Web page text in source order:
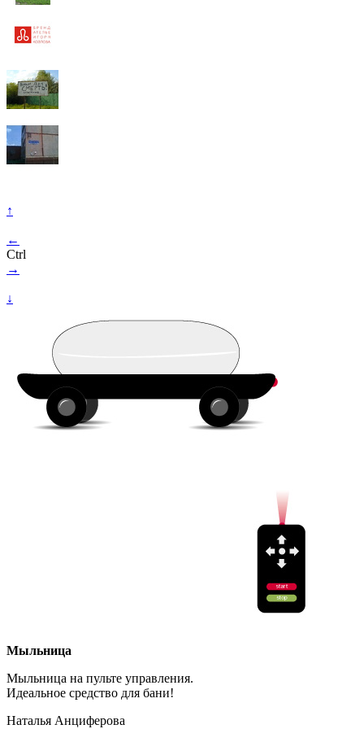
↑
←
Ctrl
→
↓
Мыльница
Мыльница на пульте управления.
Идеальное средство для бани!
Наталья Анциферова